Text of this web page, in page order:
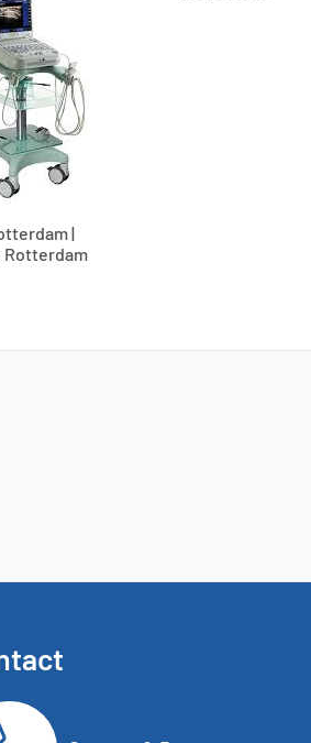
|
Rotterdam